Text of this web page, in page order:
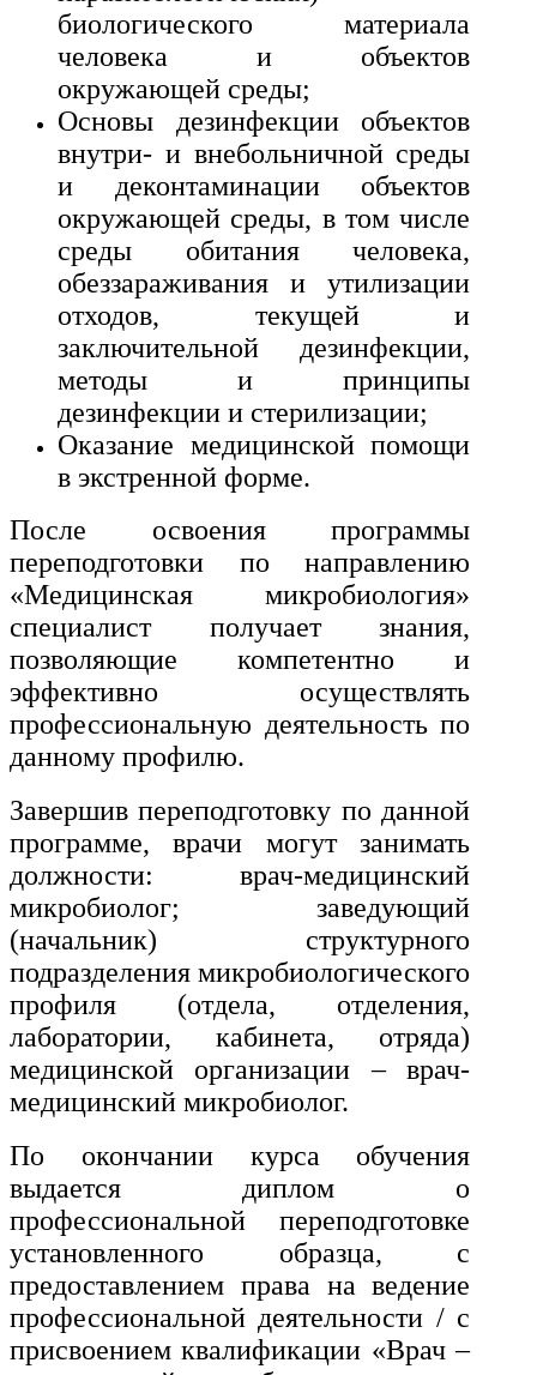
биологического материала
человека и объектов
окружающей среды;
Основы дезинфекции объектов
внутри- и внебольничной среды
и деконтаминации объектов
окружающей среды, в том числе
среды обитания человека,
обеззараживания и утилизации
отходов, текущей и
заключительной дезинфекции,
методы и принципы
дезинфекции и стерилизации;
Оказание медицинской помощи
в экстренной форме.
После освоения программы
переподготовки по направлению
«Медицинская микробиология»
специалист получает знания,
позволяющие компетентно и
эффективно осуществлять
профессиональную деятельность по
данному профилю.
Завершив переподготовку по данной
программе, врачи могут занимать
должности: врач-медицинский
микробиолог; заведующий
(начальник) структурного
подразделения микробиологического
профиля (отдела, отделения,
лаборатории, кабинета, отряда)
медицинской организации – врач-
медицинский микробиолог.
По окончании курса обучения
выдается диплом о
профессиональной переподготовке
установленного образца, с
предоставлением права на ведение
профессиональной деятельности / с
присвоением квалификации «Врач –